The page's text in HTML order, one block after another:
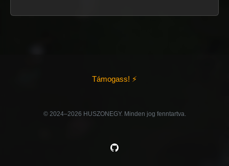
Támogass! ⚡
©️ 2024–2026 HUSZONEGY. Minden jog fenntartva.